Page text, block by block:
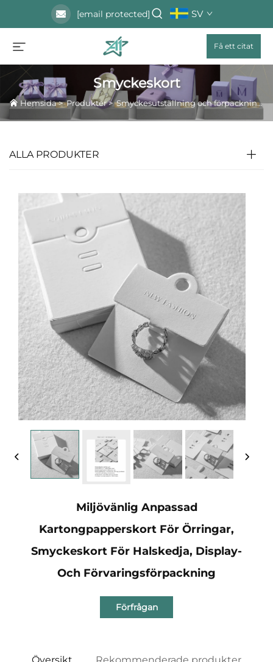
[email protected] SV
Få ett citat
Smyckeskort
Hemsida>Produkter>Smyckesutställning och förpackningstillbehör
ALLA PRODUKTER
Miljövänlig Anpassad
Kartongpapperskort För Örringar,
Smyckeskort För Halskedja, Display-
Och Förvaringsförpackning
Förfrågan